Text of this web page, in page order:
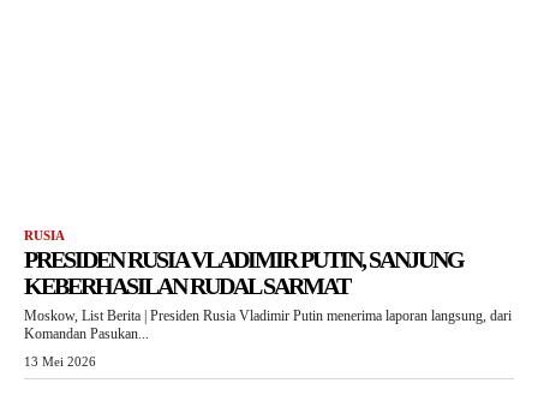
RUSIA
PRESIDEN RUSIA VLADIMIR PUTIN, SANJUNG
KEBERHASILAN RUDAL SARMAT
Moskow, List Berita | Presiden Rusia Vladimir Putin menerima laporan langsung, dari
Komandan Pasukan...
13 Mei 2026